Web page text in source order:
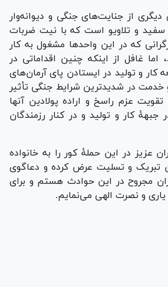
از جنایت‌های جنگی و دیوانه‌وار
و تلاویو است که با نیت ضربات
که در این واحد‌ها مشغول به کار
غافل از اینکه چنین اقداماتی در
کار و تولید در ایستادن پای آرمان‌های
و خدمت در شدیدترین شرایط جنگی تأثیر
عزم راسخ و اراده پولادین آنها
جبهۀ کار و تولید و در کنار رزمندگان
عزیز در این حملۀ کور را به خانواده
تبریک و تسلیت عرض کرده و دعاگوی
مجروح در این حوادث هستم و برای
یاری و نصرت الهی می‌نمایم.